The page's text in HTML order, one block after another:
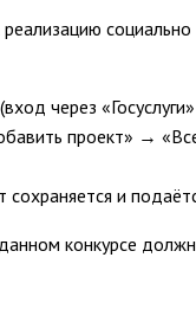
реализацию
через «Госуслуги»
проект» →
и
конкурсе